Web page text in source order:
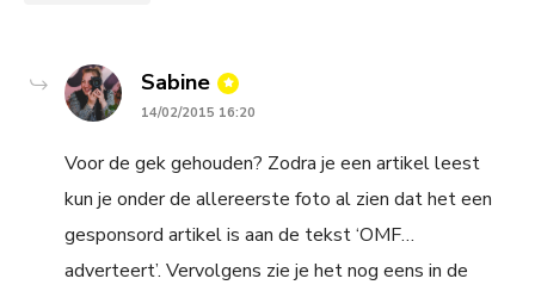
Sabine says:
14/02/2015 16:20
Voor de gek gehouden? Zodra je een artikel leest
kun je onder de allereerste foto al zien dat het een
gesponsord artikel is aan de tekst ‘OMF…
adverteert’. Vervolgens zie je het nog eens in de